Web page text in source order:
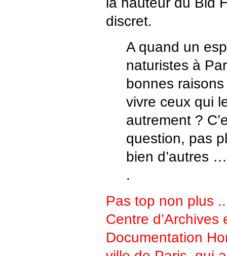
discret.
A quand un
naturistes à
bonnes raisons
vivre ceux qui
autrement ?
question, pas
bien d’autres …
.
Pas top non plus
Centre d’Archives
Documentation